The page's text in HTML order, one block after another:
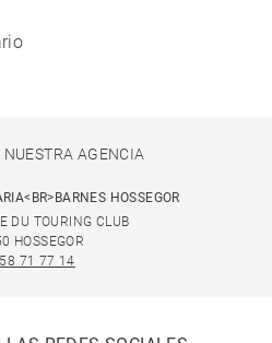
NUESTRA AGENCIA
HOSSEGOR
DU TOURING CLUB
HOSSEGOR
71 77 14